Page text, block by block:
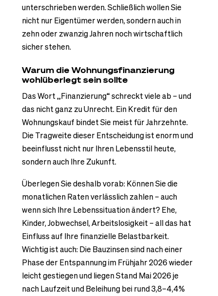
unterschrieben werden. Schließlich wollen Sie
nicht nur Eigentümer werden, sondern auch in
zehn oder zwanzig Jahren noch wirtschaftlich
sicher stehen.
Warum die Wohnungsfinanzierung
wohlüberlegt sein sollte
Das Wort „Finanzierung“ schreckt viele ab – und
das nicht ganz zu Unrecht. Ein Kredit für den
Wohnungskauf bindet Sie meist für Jahrzehnte.
Die Tragweite dieser Entscheidung ist enorm und
beeinflusst nicht nur Ihren Lebensstil heute,
sondern auch Ihre Zukunft.
Überlegen Sie deshalb vorab: Können Sie die
monatlichen Raten verlässlich zahlen – auch
wenn sich Ihre Lebenssituation ändert? Ehe,
Kinder, Jobwechsel, Arbeitslosigkeit – all das hat
Einfluss auf Ihre finanzielle Belastbarkeit.
Wichtig ist auch: Die Bauzinsen sind nach einer
Phase der Entspannung im Frühjahr 2026 wieder
leicht gestiegen und liegen Stand Mai 2026 je
nach Laufzeit und Beleihung bei rund 3,8–4,4%